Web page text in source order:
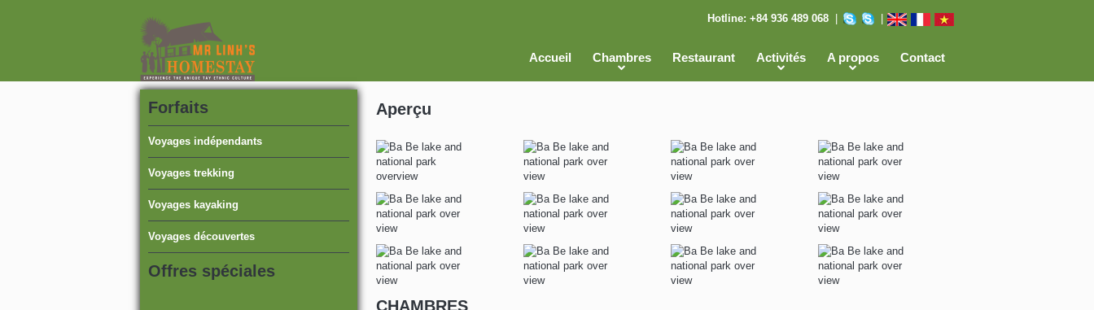
Hotline: +84 936 489 068 |
Accueil Chambres Restaurant Activités A propos Contact
Forfaits
Voyages indépendants
Voyages trekking
Voyages kayaking
Voyages découvertes
Offres spéciales
Aperçu
CHAMBRES